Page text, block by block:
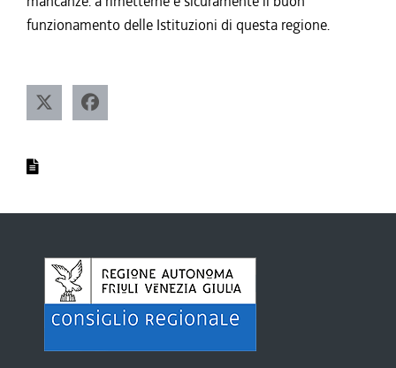
funzionamento delle Istituzioni di questa regione.